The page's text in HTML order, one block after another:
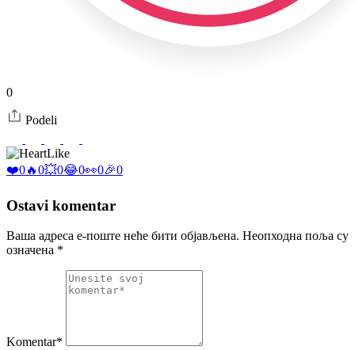
0
Podeli
Like
❤️0🔥0💥0😂0👀0🎉0
Ostavi komentar
Ваша адреса е-поште неће бити објављена. Неопходна поља су
означена *
Komentar*